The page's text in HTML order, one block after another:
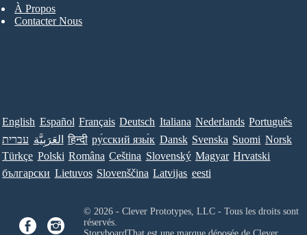
À Propos
Contacter Nous
English Español Français Deutsch Italiana Nederlands Português
עברית العَرَبِيَّة हिन्दी ру́сский язы́к Dansk Svenska Suomi Norsk
Türkçe Polski Româna Ceština Slovenský Magyar Hrvatski
български Lietuvos Slovenščina Latvijas eesti
© 2026 - Clever Prototypes, LLC - Tous les droits sont
réservés.